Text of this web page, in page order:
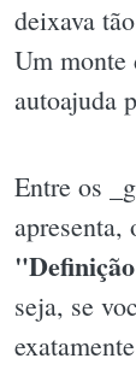
deixava
Um monte
autoajuda
Entre os
apresenta,
seja, se